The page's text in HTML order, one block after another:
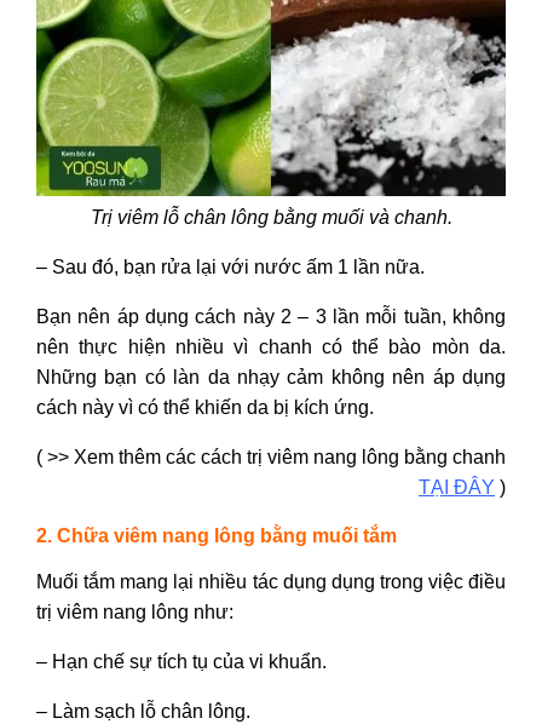
Trị viêm lỗ chân lông bằng muối và chanh.
– Sau đó, bạn rửa lại với nước ấm 1 lần nữa.
Bạn nên áp dụng cách này 2 – 3 lần mỗi tuần, không
nên thực hiện nhiều vì chanh có thể bào mòn da.
Những bạn có làn da nhạy cảm không nên áp dụng
cách này vì có thể khiến da bị kích ứng.
( >> Xem thêm các cách trị viêm nang lông bằng chanh
TẠI ĐÂY )
2. Chữa viêm nang lông bằng muối tắm
Muối tắm mang lại nhiều tác dụng dụng trong việc điều
trị viêm nang lông như:
– Hạn chế sự tích tụ của vi khuẩn.
– Làm sạch lỗ chân lông.